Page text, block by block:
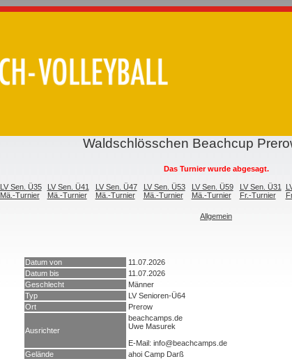
Waldschlösschen Beachcup
Das Turnier wurde abgesagt.
LV Sen. Ü35
Mä.-Turnier
LV Sen. Ü41
Mä.-Turnier
LV Sen. Ü47
Mä.-Turnier
LV Sen. Ü53
Mä.-Turnier
LV Sen. Ü59
Mä.-Turnier
LV Sen. Ü31
Fr.-Turnier
Allgemein
Datum von
11.07.2026
Datum bis
11.07.2026
Geschlecht
Männer
Typ
LV Senioren-Ü64
Ort
Prerow
Ausrichter
beachcamps.de
Uwe Masurek
E-Mail: info@beachcamps.de
Gelände
ahoi Camp Darß